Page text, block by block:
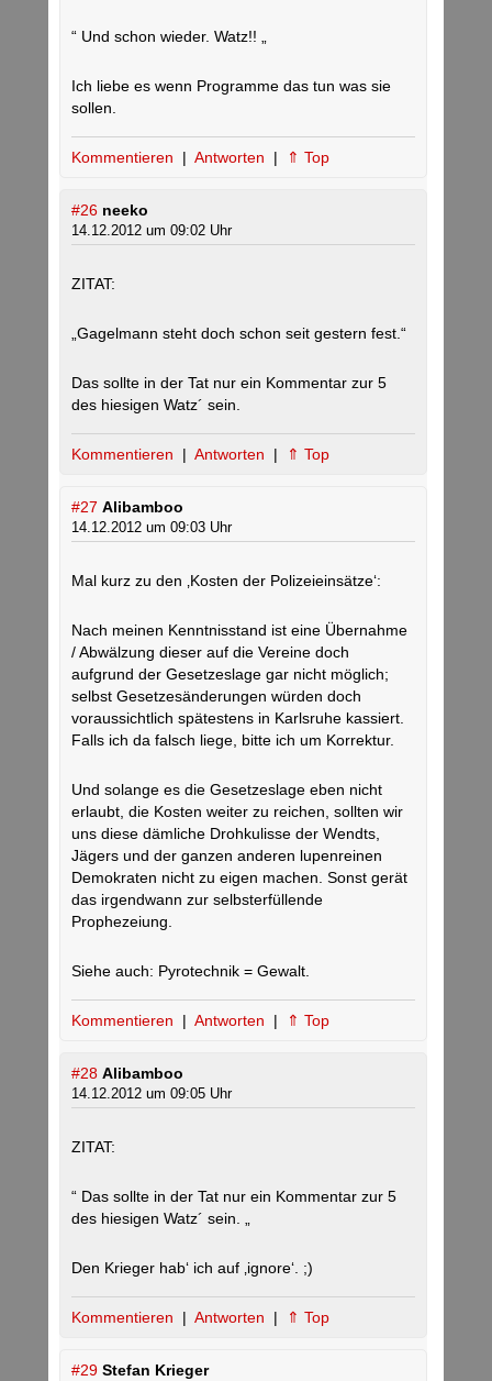
“ Und schon wieder. Watz!! „
Ich liebe es wenn Programme das tun was sie
sollen.
Kommentieren | Antworten | ⇑ Top
#26 neeko
14.12.2012 um 09:02 Uhr
ZITAT:
„Gagelmann steht doch schon seit gestern fest.“
Das sollte in der Tat nur ein Kommentar zur 5
des hiesigen Watz´ sein.
Kommentieren | Antworten | ⇑ Top
#27 Alibamboo
14.12.2012 um 09:03 Uhr
Mal kurz zu den ‚Kosten der Polizeieinsätze‘:
Nach meinen Kenntnisstand ist eine Übernahme
/ Abwälzung dieser auf die Vereine doch
aufgrund der Gesetzeslage gar nicht möglich;
selbst Gesetzesänderungen würden doch
voraussichtlich spätestens in Karlsruhe kassiert.
Falls ich da falsch liege, bitte ich um Korrektur.
Und solange es die Gesetzeslage eben nicht
erlaubt, die Kosten weiter zu reichen, sollten wir
uns diese dämliche Drohkulisse der Wendts,
Jägers und der ganzen anderen lupenreinen
Demokraten nicht zu eigen machen. Sonst gerät
das irgendwann zur selbsterfüllende
Prophezeiung.
Siehe auch: Pyrotechnik = Gewalt.
Kommentieren | Antworten | ⇑ Top
#28 Alibamboo
14.12.2012 um 09:05 Uhr
ZITAT:
“ Das sollte in der Tat nur ein Kommentar zur 5
des hiesigen Watz´ sein. „
Den Krieger hab‘ ich auf ‚ignore‘. ;)
Kommentieren | Antworten | ⇑ Top
#29 Stefan Krieger